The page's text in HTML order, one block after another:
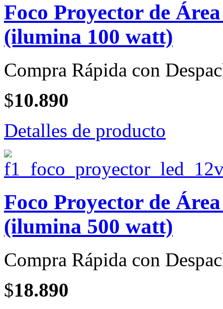
Foco Proyector de
(ilumina 100 watt)
Compra Rápida con
$10.890
Detalles de producto
Foco Proyector de
(ilumina 500 watt)
Compra Rápida con
$18.890